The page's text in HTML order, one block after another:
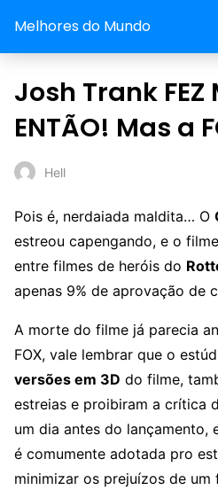
Melhores do Mundo
Josh Trank FEZ
ENTÃO! Mas a
Hell
Pois é, nerdaiada maldita… O
estreou capengando, e o
entre filmes de heróis do
apenas 9% de aprovação de
A morte do filme já parecia
FOX, vale lembrar que o
versões em 3D do filme,
estreias e proibiram a crítica
um dia antes do lançamento,
é comumente adotada pro
minimizar os prejuízos de um